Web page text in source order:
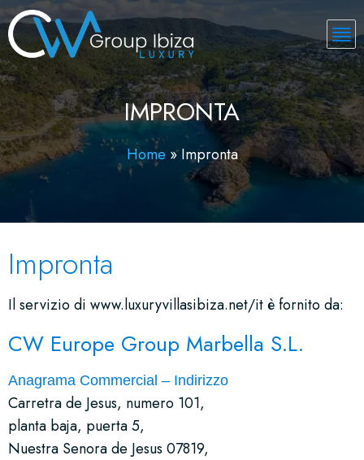
IMPRONTA
Home »Impronta
Impronta
Il servizio di www.luxuryvillasibiza.net/it è fornito da:
CW Europe Group Marbella S.L.
Anagrama Commercial – Indirizzo
Carretra de Jesus, numero 101,
planta baja, puerta 5,
Nuestra Senora de Jesus 07819,